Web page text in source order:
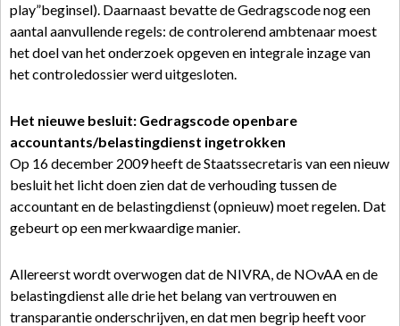
play”beginsel). Daarnaast bevatte de Gedragscode nog een
aantal aanvullende regels: de controlerend ambtenaar moest
het doel van het onderzoek opgeven en integrale inzage van
het controledossier werd uitgesloten.
Het nieuwe besluit: Gedragscode openbare
accountants/belastingdienst ingetrokken
Op 16 december 2009 heeft de Staatssecretaris van een nieuw
besluit het licht doen zien dat de verhouding tussen de
accountant en de belastingdienst (opnieuw) moet regelen. Dat
gebeurt op een merkwaardige manier.
Allereerst wordt overwogen dat de NIVRA, de NOvAA en de
belastingdienst alle drie het belang van vertrouwen en
transparantie onderschrijven, en dat men begrip heeft voor